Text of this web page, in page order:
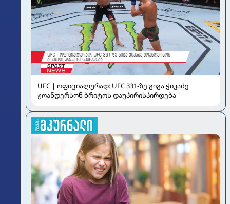
UFC | ოფიციალურად: UFC 331-ზე გიგა ჭიკაძე
ჟოანდერსონ ბრიტოს დაუპირისპირდება